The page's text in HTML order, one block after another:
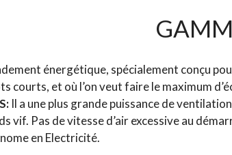
énergétique, spécialement conçu
courts, et où l’on veut faire le maximum
Il a une plus grande puissance de
vif. Pas de vitesse d’air excessive au
en Electricité.